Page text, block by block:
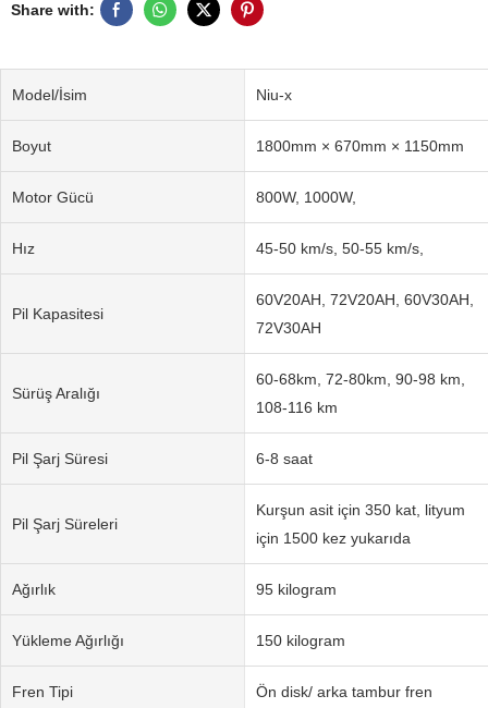
Share with:
Model/İsim Niu-x
Boyut 1800mm × 670mm × 1150mm
Motor Gücü 800W, 1000W,
Hız 45-50 km/s, 50-55 km/s,
Pil Kapasitesi
60V20AH, 72V20AH, 60V30AH,
72V30AH
Sürüş Aralığı
60-68km, 72-80km, 90-98 km,
108-116 km
Pil Şarj Süresi 6-8 saat
Pil Şarj Süreleri
Kurşun asit için 350 kat, lityum
için 1500 kez yukarıda
Ağırlık 95 kilogram
Yükleme Ağırlığı 150 kilogram
Fren Tipi Ön disk/ arka tambur fren